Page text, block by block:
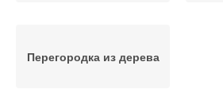
Перегородка из дерева